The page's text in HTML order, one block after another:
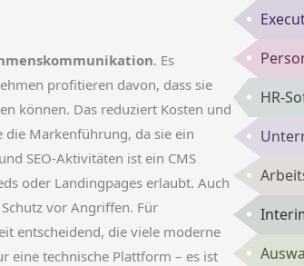
. Es
profitieren davon, dass sie
können. Das reduziert Kosten und
die Markenführung, da sie ein
SEO-Aktivitäten ist ein CMS
oder Landingpages erlaubt. Auch
vor Angriffen. Für
entscheidend, die viele moderne
eine technische Plattform – es ist
HR-